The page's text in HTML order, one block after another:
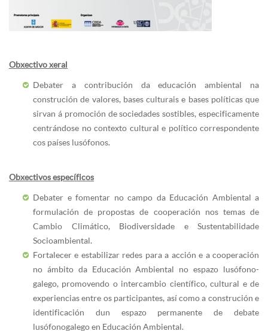
Obxectivo xeral
Debater a contribución da educación ambiental na
construción de valores, bases culturais e bases políticas que
sirvan á promoción de sociedades sostibles, especificamente
centrándose no contexto cultural e político correspondente
cos países lusófonos.
Obxectivos específicos
Debater e fomentar no campo da Educación Ambiental a
formulación de propostas de cooperación nos temas de
Cambio Climático, Biodiversidade e Sustentabilidade
Socioambiental.
Fortalecer e estabilizar redes para a acción e a cooperación
no ámbito da Educación Ambiental no espazo lusófono-
galego, promovendo o intercambio científico, cultural e de
experiencias entre os participantes, así como a construción e
identificación dun espazo permanente de debate
lusófonogalego en Educación Ambiental.